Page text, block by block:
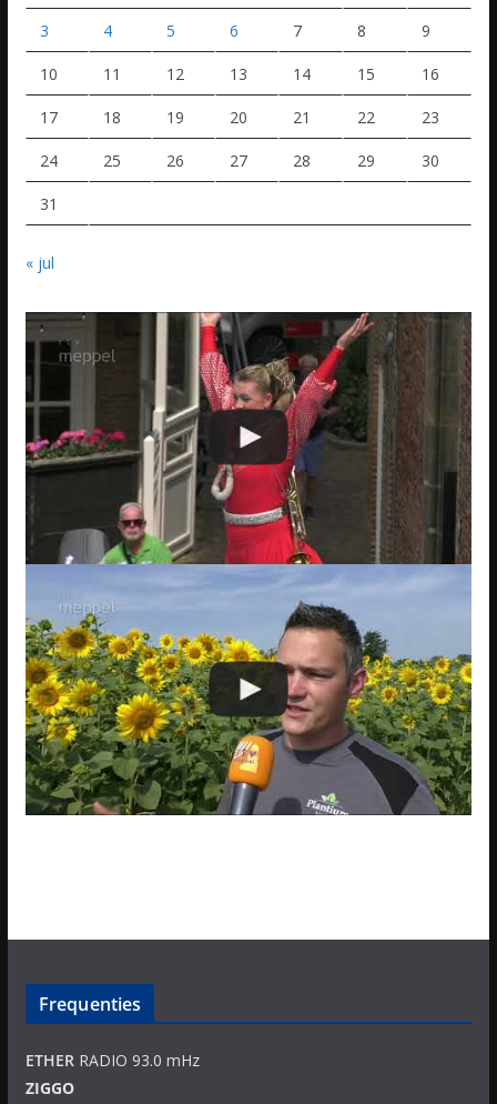
3 4 5 6 7 8 9
10 11 12 13 14 15 16
17 18 19 20 21 22 23
24 25 26 27 28 29 30
31
« jul
Frequenties
ETHERRADIO 93.0 mHz
ZIGGO